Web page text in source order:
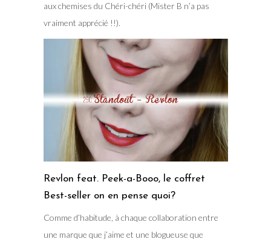
aux chemises du Chéri-chéri (Mister B n’a pas
vraiment apprécié !!).
Revlon feat. Peek-a-Booo, le coffret
Best-seller on en pense quoi?
Comme d’habitude, à chaque collaboration entre
une marque que j’aime et une blogueuse que